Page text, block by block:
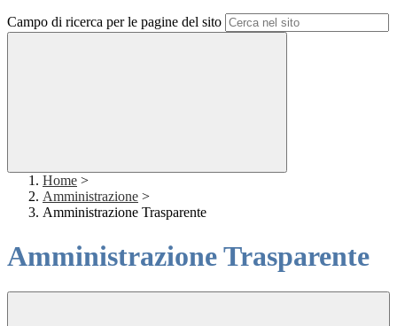
Campo di ricerca per le pagine del sito
Home >
Amministrazione >
Amministrazione Trasparente
Amministrazione Trasparente